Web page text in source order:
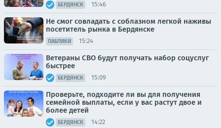
БЕРДЯНСК 15:46
Не смог совладать с соблазном легкой наживы
посетитель рынка в Бердянске
ПАБЛИКИ 15:24
Ветераны СВО будут получать набор соцуслуг
быстрее
БЕРДЯНСК 15:09
Проверьте, подходите ли вы для получения
семейной выплаты, если у вас растут двое и
более детей
БЕРДЯНСК 14:22